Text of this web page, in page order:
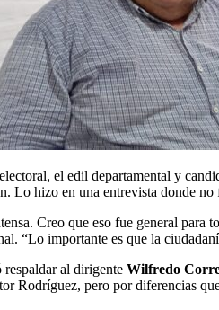
el edil departamental y
Lo hizo en una entrevista donde
Creo que eso fue general
“Lo importante es que la
respaldar al dirigente Wilfredo
Rodríguez, pero por diferencias